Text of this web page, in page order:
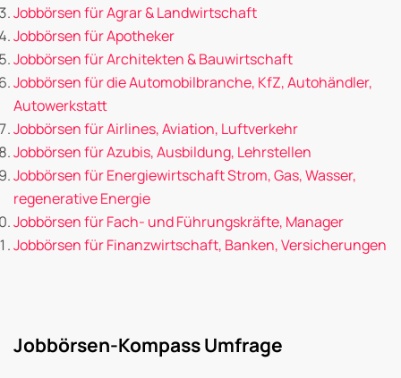
Jobbörsen für Agrar & Landwirtschaft
Jobbörsen für Apotheker
Jobbörsen für Architekten & Bauwirtschaft
Jobbörsen für die Automobilbranche, KfZ, Autohändler,
Autowerkstatt
Jobbörsen für Airlines, Aviation, Luftverkehr
Jobbörsen für Azubis, Ausbildung, Lehrstellen
Jobbörsen für Energiewirtschaft Strom, Gas, Wasser,
regenerative Energie
Jobbörsen für Fach- und Führungskräfte, Manager
Jobbörsen für Finanzwirtschaft, Banken, Versicherungen
Jobbörsen-Kompass Umfrage